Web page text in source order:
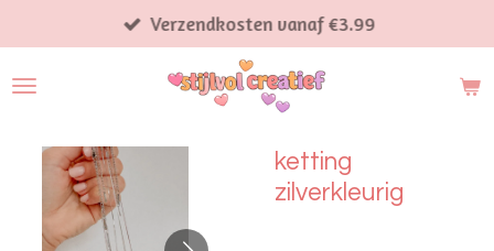
direct
naar
Verzendkosten vanaf €3.99
ketting
zilverkleurig